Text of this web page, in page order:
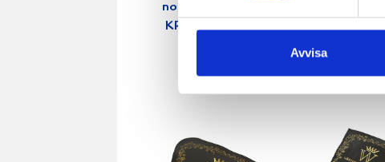
Avvisa
normalsaltat
KRAV 500g